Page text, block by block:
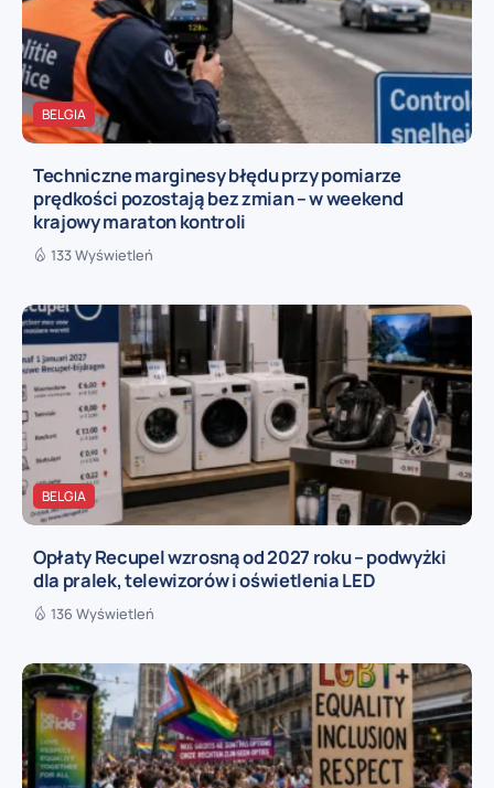
BELGIA
Techniczne marginesy błędu przy pomiarze
prędkości pozostają bez zmian – w weekend
krajowy maraton kontroli
133 Wyświetleń
BELGIA
Opłaty Recupel wzrosną od 2027 roku – podwyżki
dla pralek, telewizorów i oświetlenia LED
136 Wyświetleń